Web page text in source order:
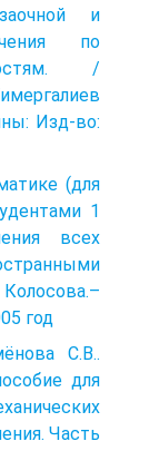
и
по
/
Изд-во:
(для
1
всех
год
С.В..
для
Часть